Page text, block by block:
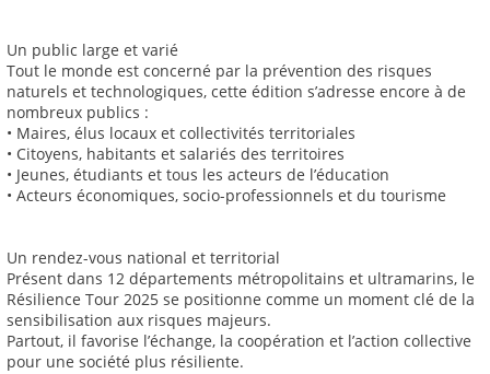
Un public large et varié
Tout le monde est concerné par la prévention des risques
naturels et technologiques, cette édition s’adresse encore à de
nombreux publics :
• Maires, élus locaux et collectivités territoriales
• Citoyens, habitants et salariés des territoires
• Jeunes, étudiants et tous les acteurs de l’éducation
• Acteurs économiques, socio-professionnels et du tourisme
Un rendez-vous national et territorial
Présent dans 12 départements métropolitains et ultramarins, le
Résilience Tour 2025 se positionne comme un moment clé de la
sensibilisation aux risques majeurs.
Partout, il favorise l’échange, la coopération et l’action collective
pour une société plus résiliente.